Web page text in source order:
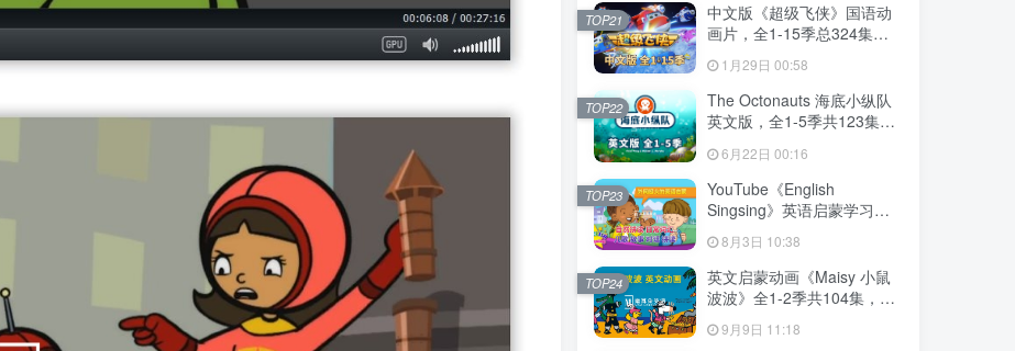
中文版《超级飞侠》国语动
画片，全1-15季总324集，
1080P高清视频带中文字
幕，百度网盘下载！
1月29日 00:58
TOP21
The Octonauts 海底小纵队
英文版，全1-5季共123集，
幕，带配套音频MP3，百度
网盘下载！
6月22日 00:16
TOP22
YouTube《English
Singsing》英语启蒙学习自
话，故事等，全套共1364
集，1080P高清视频带英文
字幕，百度网盘下载！
8月3日 10:38
TOP23
英文启蒙动画《Maisy 小鼠
波波》全1-2季共104集，标
盘下载！
9月9日 11:18
TOP24